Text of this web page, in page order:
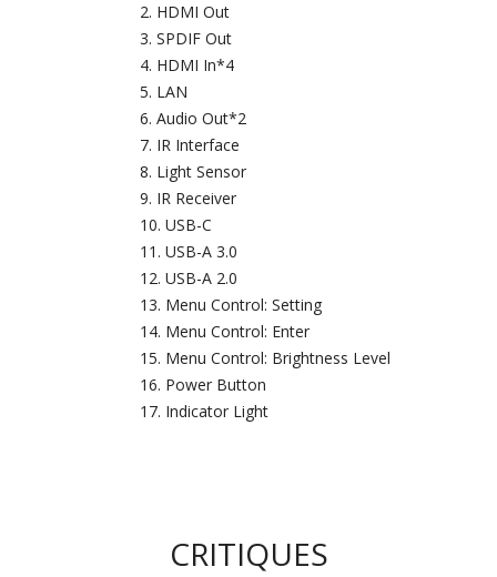
HDMI Out
SPDIF Out
HDMI In*4
LAN
Audio Out*2
IR Interface
Light Sensor
IR Receiver
USB-C
USB-A 3.0
USB-A 2.0
Menu Control: Setting
Menu Control: Enter
Menu Control: Brightness Level
Power Button
Indicator Light
CRITIQUES